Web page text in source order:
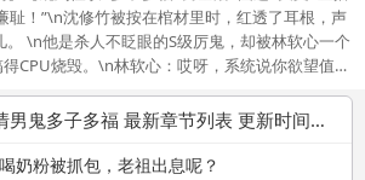
一个
CPU烧毁。\n林软心：哎呀，系统说你欲望值
\n
动了，龙国寿命涨了，雪花画面又亮了。 \n她
国运怪谈，我让纯情男鬼多子多福 最新章节列表 更新时间：2026-08-06T19:59:31
奶粉被抓包，老祖出息呢？